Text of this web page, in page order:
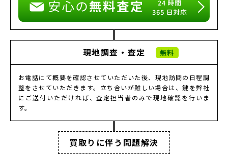
現地調査・査定 無料
お電話にて概要を確認させていただいた後、現地訪問の日程調
整をさせていただきます。 立ち合いが難しい場合は、鍵を弊社
にご送付いただければ、査定担当者のみで現地確認を行いま
す。
買取りに伴う 問題解決